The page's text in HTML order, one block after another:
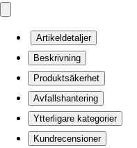
Artikeldetaljer
Beskrivning
Produktsäkerhet
Avfallshantering
Ytterligare kategorier
Kundrecensioner